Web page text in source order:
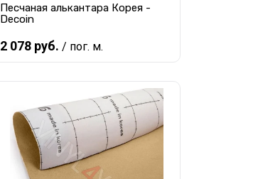
Песчаная алькантара Корея -
Decoin
2 078 руб. / пог. м.
Купить в 1 клик К сравнению
В избранное Под заказ